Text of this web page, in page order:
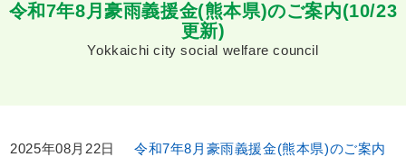
令和7年8月豪雨義援金(熊本県)のご案内(10/23
更新)
Yokkaichi city social welfare council
2025年08月22日
令和7年8月豪雨義援金(熊本県)のご案内